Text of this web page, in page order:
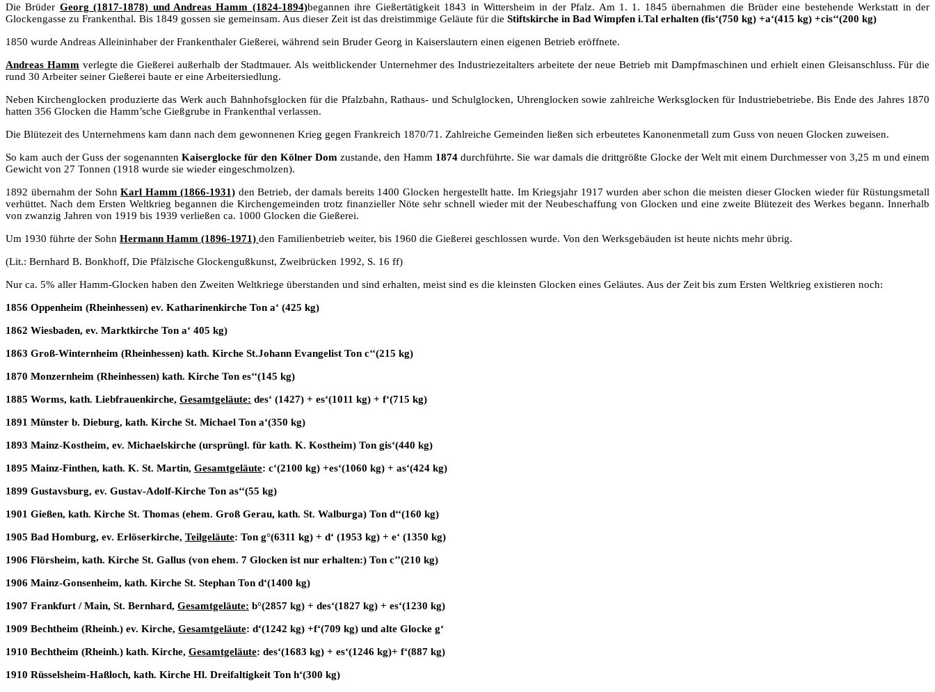
Die Brüder Georg (1817-1878) und Andreas Hamm (1824-1894)begannen ihre Gießertätigkeit 1843 in Wittersheim in der Pfalz. Am 1. 1. 1845 übernahmen die Brüder eine bestehende Werkstatt in der
Glockengasse zu Frankenthal. Bis 1849 gossen sie gemeinsam. Aus dieser Zeit ist das dreistimmige Geläute für die Stiftskirche in Bad Wimpfen i.Tal erhalten (fis‘(750 kg) +a‘(415 kg) +cis‘‘(200 kg)
1850 wurde Andreas Alleininhaber der Frankenthaler Gießerei, während sein Bruder Georg in Kaiserslautern einen eigenen Betrieb eröffnete.
Andreas Hamm verlegte die Gießerei außerhalb der Stadtmauer. Als weitblickender Unternehmer des Industriezeitalters arbeitete der neue Betrieb mit Dampfmaschinen und erhielt einen Gleisanschluss. Für die
rund 30 Arbeiter seiner Gießerei baute er eine Arbeitersiedlung.
Neben Kirchenglocken produzierte das Werk auch Bahnhofsglocken für die Pfalzbahn, Rathaus- und Schulglocken, Uhrenglocken sowie zahlreiche Werksglocken für Industriebetriebe. Bis Ende des Jahres 1870
hatten 356 Glocken die Hamm’sche Gießgrube in Frankenthal verlassen.
Die Blütezeit des Unternehmens kam dann nach dem gewonnenen Krieg gegen Frankreich 1870/71. Zahlreiche Gemeinden ließen sich erbeutetes Kanonenmetall zum Guss von neuen Glocken zuweisen.
So kam auch der Guss der sogenannten Kaiserglocke für den Kölner Dom zustande, den Hamm 1874durchführte. Sie war damals die drittgrößte Glocke der Welt mit einem Durchmesser von 3,25 m und einem
Gewicht von 27 Tonnen (1918 wurde sie wieder eingeschmolzen).
1892 übernahm der SohnKarl Hamm (1866-1931) den Betrieb, der damals bereits 1400 Glocken hergestellt hatte. Im Kriegsjahr 1917 wurden aber schon die meisten dieser Glocken wieder für Rüstungsmetall
verhüttet. Nach dem Ersten Weltkrieg begannen die Kirchengemeinden trotz finanzieller Nöte sehr schnell wieder mit der Neubeschaffung von Glocken und eine zweite Blütezeit des Werkes begann. Innerhalb
von zwanzig Jahren von 1919 bis 1939 verließen ca. 1000 Glocken die Gießerei.
Um 1930 führte der Sohn Hermann Hamm (1896-1971) den Familienbetrieb weiter, bis 1960 die Gießerei geschlossen wurde. Von den Werksgebäuden ist heute nichts mehr übrig.
(Lit.: Bernhard B. Bonkhoff, Die Pfälzische Glockengußkunst, Zweibrücken 1992, S. 16 ff)
Nur ca. 5% aller Hamm-Glocken haben den Zweiten Weltkriege überstanden und sind erhalten, meist sind es die kleinsten Glocken eines Geläutes. Aus der Zeit bis zum Ersten Weltkrieg existieren noch:
1856 Oppenheim (Rheinhessen) ev. Katharinenkirche Ton a‘ (425 kg)
1862 Wiesbaden, ev. Marktkirche Ton a‘ 405 kg)
1863 Groß-Winternheim (Rheinhessen) kath. Kirche St.Johann Evangelist Ton c‘‘(215 kg)
1870 Monzernheim (Rheinhessen) kath. Kirche Ton es‘‘(145 kg)
1885 Worms, kath. Liebfrauenkirche, Gesamtgeläute: des‘ (1427) + es‘(1011 kg) + f‘(715 kg)
1891 Münster b. Dieburg, kath. Kirche St. Michael Ton a‘(350 kg)
1893 Mainz-Kostheim, ev. Michaelskirche (ursprüngl. für kath. K. Kostheim) Ton gis‘(440 kg)
1895 Mainz-Finthen, kath. K. St. Martin, Gesamtgeläute: c‘(2100 kg) +es‘(1060 kg) + as‘(424 kg)
1899 Gustavsburg, ev. Gustav-Adolf-Kirche Ton as‘‘(55 kg)
1901 Gießen, kath. Kirche St. Thomas (ehem. Groß Gerau, kath. St. Walburga) Ton d‘‘(160 kg)
1905 Bad Homburg, ev. Erlöserkirche, Teilgeläute: Ton g°(6311 kg) + d‘ (1953 kg) + e‘ (1350 kg)
1906 Flörsheim, kath. Kirche St. Gallus (von ehem. 7 Glocken ist nur erhalten:) Ton c’’(210 kg)
1906 Mainz-Gonsenheim, kath. Kirche St. Stephan Ton d‘(1400 kg)
1907 Frankfurt / Main, St. Bernhard, Gesamtgeläute: b°(2857 kg) + des‘(1827 kg) + es‘(1230 kg)
1909 Bechtheim (Rheinh.) ev. Kirche, Gesamtgeläute: d‘(1242 kg) +f‘(709 kg) und alte Glocke g‘
1910 Bechtheim (Rheinh.) kath. Kirche, Gesamtgeläute: des‘(1683 kg) + es‘(1246 kg)+ f‘(887 kg)
1910 Rüsselsheim-Haßloch, kath. Kirche Hl. Dreifaltigkeit Ton h‘(300 kg)